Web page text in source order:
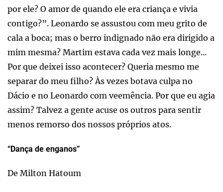
por ele? O amor de quando ele era criança e vivia
contigo?”. Leonardo se assustou com meu grito de
cala a boca; mas o berro indignado não era dirigido a
mim mesma? Martim estava cada vez mais longe...
Por que deixei isso acontecer? Queria mesmo me
separar do meu filho? Às vezes botava culpa no
Dácio e no Leonardo com veemência. Por que eu agia
assim? Talvez a gente acuse os outros para sentir
menos remorso dos nossos próprios atos.
“Dança de enganos”
De Milton Hatoum